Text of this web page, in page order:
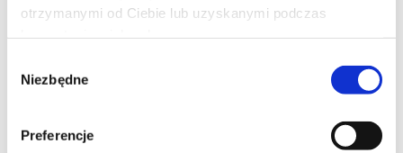
otrzymanymi od Ciebie lub uzyskanymi podczas
zgody
Niezbędne
Preferencje